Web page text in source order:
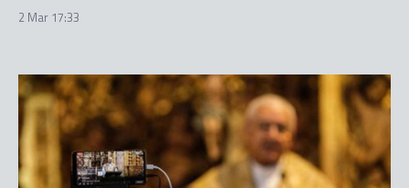
2 Mar 17:33